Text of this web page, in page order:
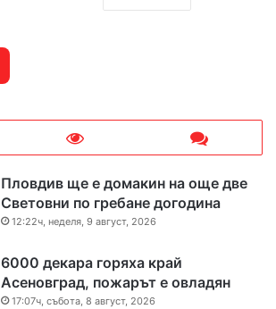
Пловдив ще е домакин на още две
Световни по гребане догодина
12:22ч, неделя, 9 август, 2026
6000 декара горяха край
Асеновград, пожарът е овладян
17:07ч, събота, 8 август, 2026